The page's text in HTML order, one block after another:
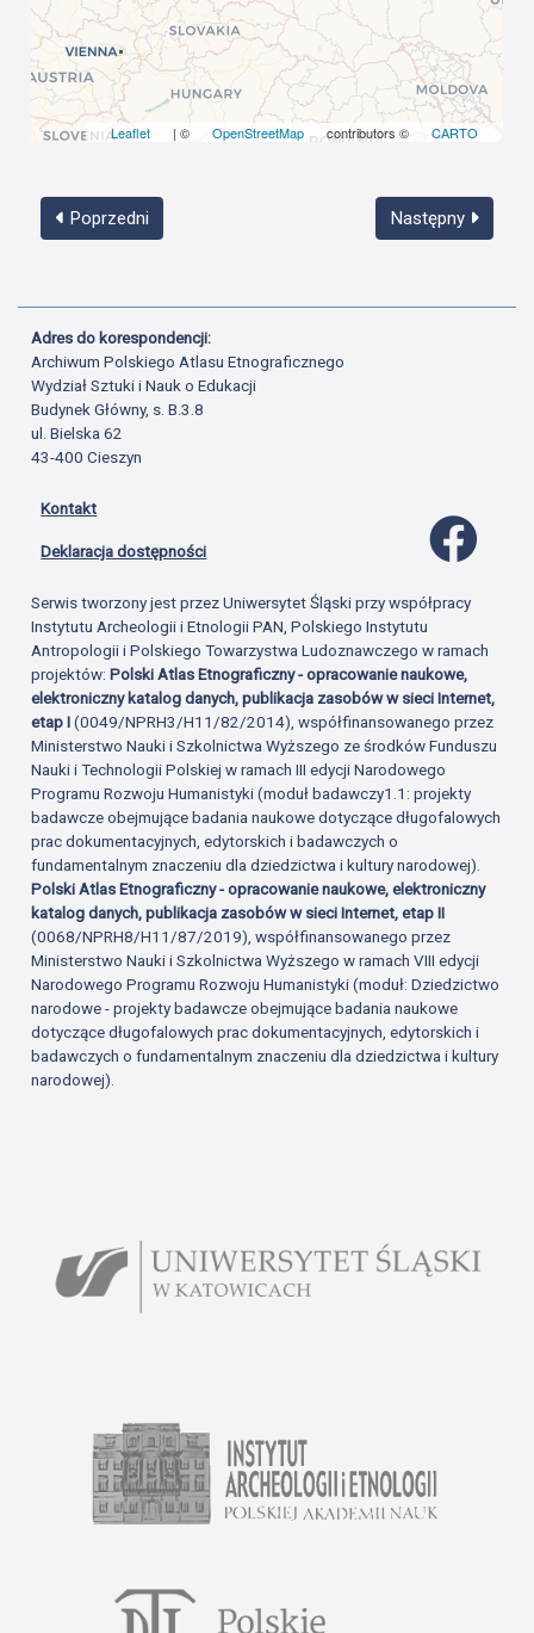
Leaflet | © OpenStreetMap contributors © CARTO
Poprzedni Następny
Adres do korespondencji:
Archiwum Polskiego Atlasu Etnograficznego
Wydział Sztuki i Nauk o Edukacji
Budynek Główny, s. B.3.8
ul. Bielska 62
43-400 Cieszyn
Kontakt
Deklaracja dostępności
Serwis tworzony jest przez Uniwersytet Śląski przy współpracy
Instytutu Archeologii i Etnologii PAN, Polskiego Instytutu
Antropologii i Polskiego Towarzystwa Ludoznawczego w ramach
projektów:Polski Atlas Etnograficzny - opracowanie naukowe,
elektroniczny katalog danych, publikacja zasobów w sieci Internet,
etap I(0049/NPRH3/H11/82/2014), współfinansowanego przez
Ministerstwo Nauki i Szkolnictwa Wyższego ze środków Funduszu
Nauki i Technologii Polskiej w ramach III edycji Narodowego
Programu Rozwoju Humanistyki (moduł badawczy1.1: projekty
badawcze obejmujące badania naukowe dotyczące długofalowych
prac dokumentacyjnych, edytorskich i badawczych o
fundamentalnym znaczeniu dla dziedzictwa i kultury narodowej).
Polski Atlas Etnograficzny - opracowanie naukowe, elektroniczny
katalog danych, publikacja zasobów w sieci Internet, etap II
(0068/NPRH8/H11/87/2019), współfinansowanego przez
Ministerstwo Nauki i Szkolnictwa Wyższego w ramach VIII edycji
Narodowego Programu Rozwoju Humanistyki (moduł: Dziedzictwo
narodowe - projekty badawcze obejmujące badania naukowe
dotyczące długofalowych prac dokumentacyjnych, edytorskich i
badawczych o fundamentalnym znaczeniu dla dziedzictwa i kultury
narodowej).